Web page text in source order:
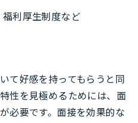
利厚生制度など
て好感を持ってもらうと同
性を見極めるためには、面
必要です。面接を効果的な